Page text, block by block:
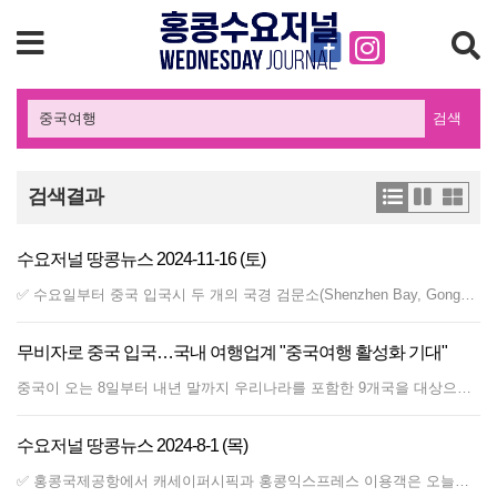
검색
검색결과
수요저널 땅콩뉴스 2024-11-16 (토)
✅ 수요일부터 중국 입국시 두 개의 국경 검문소(Shenzhen Bay, Gongbei crossing)에서는 홍콩, 마카오, 중국인이 여권 또는 ID를 제시하지 않고도 입국할 수 있도록 허용. 얼굴, 지문 및 기타 정보를 검증을 위해 수집하는 데 동의하는 경우 국경 검사에서 물리적 여행 서류를 제시하지 않고도 '문서 없음' 채널을 사용 가능. 14세 이상. 중국여행카드 소지한 비중국계인도 적용. 단계적으로 다른 검문소에서 점차 확대 예정. ✅ 일요일(11월 17일) 늦게 중국 남부 해안에 강한 북동 계절풍이 불 것으로 예상된다며 월요일에 대기신호 1호(T1)을 발령할 수 있다고 예보. ✅ 소비자위원회는 시중에 판매 중인 난방 기능이 있는 날개 없는 선풍기 11개 모델에 대한 테스트 실시 결과, 이런 선풍기는 기존 순환 선풍기에 비해 더 느리게 가열되고 에너지 효율이 낮다는 것이 밝혀졌다고 발표. ✅ 금요일 아침, 카이탁 크루즈 터미널에 정박한 크루즈선 셀러브리티 솔스티스호에서 약 3,000명의 승객이 하선했는데, 승객들은 터미널에 목적지까지 갈 택시가 없어 불만 토로. ✅ 올해 1~3분기의 실제 실적과 세계 및 국내 상황의 최신 동향을 고려하여 2024년 전체 실질 GDP 성장률 예측은 8월 검토에서 2.5~3.5%에서 2.5%로 수정. ✅ 홍콩 익스프레스는 65세 이상의 노인을 대상으로 아시아 20개 목적지로 가는 편도 항공권을 단돈 2홍콩달러부터 구매가능한 프로모션 시작. ✅ 소비자 위원회는 세탁기용 향 부스터 12개 모델을 테스트한 결과, 모든 모델에서 다양한 유형과 농도의 향 알레르기 유발 물질이 검출. ✅ 소비자위원회는 올해 첫 10개월 동안 공개 공연과 관련된 불만을 529건 접수했는데, 이는 작년 같은 기간보다 51건이 늘어난 수치. 환불 없이 출연자 라인업을 갑자기 변경하는 경우와 공연 장비로 인한 관람 방해..
무비자로 중국 입국…국내 여행업계 "중국여행 활성화 기대"
중국이 오는 8일부터 내년 말까지 우리나라를 포함한 9개국을 대상으로 무비자 정책을 실시하겠다고 밝히자 국내 여행업계에서 중국 여행 활성화 기대감이 커지고 있다. 앞서 중국 외교부는 지난 1일 홈페이지를 통해 한국·슬로바키아·노르웨이·핀란드·덴마크·아이슬란드·안도라·모나코·리히텐슈타인 등 9개국의 일반 여권 소지자를 대상으로 내년 12월 31일까지 '일방적 무비자 정책'을 시행한다고 발표했다. 이에 따라 한국 등 9개국 일반 여권 소지자는 비즈니스, 여행·관광, 친지·친구 방문, 환승 목적으로 15일 이내 기간 중국을 방문할 경우 비자를 발급받지 않아도 된다. 중국이 한국을 무비자 대상에 포함한 것은 이번이 처음이다. 하나투어 관계자는 3일 연합뉴스에 "중국은 일본, 동남아와 함께 우리나라 해외여행객 비중이 가장 큰 지역이었다"며 "중국 비자 발급을 위한 시간과 비용이 줄어든 만큼 중국 여행이 다시 활성화할 것으로 기대한다"고 말했다. 참좋은여행 관계자는 "중국 비자는 저렴한 일회용(단수) 단체 비자라 해도 6만원의 발급 비용이 들고 발급 기간도 일주일가량 걸렸다"며 "이번 비자 면제로 두 배 이상 많은 관광객이 중국을 방문할 것으로 기대한다"고 내다봤다. 여행업계는 이번 조치로 중국 여행에 무관심하던 20∼40세대의 중국 여행이 많이 늘어날 것으로 기대했다. 그간 중국은 50∼70대의 중장년층이 비자 발급 대행 서비스가 가능한 패키지여행을 떠나는 상품이 주로 많았다. 교원투어 관계자는 "비자 발급에 부담을 느껴온 젊은 층 중심으로 베이징, 상하이, 청두 등 도시 여행지 예약률이 높아질 것"이라며 "상하이에선 디즈니랜드 방문 일정이 추가되는 등 젊은 층 수요가 반영된 상품 증가가 기대된다"고 밝혔다. 이어 "몽골의 경우 무비자 입국 정책을 실시하며 20∼30대 방문 수요가 빠르게 늘어났다"며 "일본처럼 자유롭게 떠나는 수요가 증가할 것으로 본다"고 덧붙였다. 노랑풍선 관계자도 "장자제, 백두산 등 기존 지역 외에도 MZ세대(1980년대초∼2000년대초 출생), 가족 단위 여행객에게 맞는 테마상품 개발에 힘쓰겠다"며 "수요 증가를 대비해 좌석확보에 총력을 기울여 나갈 예정"이라고 말했다. 모두투어는 동계 시즌 중국 인기 여행지인 쿤밍·리장 등을 찾는 상품을 강화하고 가볍게 떠날 수 있는 2박 3일 대도시 여행 상품 라인업도 확대할 방침이다. 최근 중국 여행 수요는 빠르게 증가 중이다. 하나투어의 3분기 중국 패키지 송출객은 작년 동기 대비 112% 증가했고, 직전 분기보다도 19% 늘었다. 모두투어 역시 3분기 중국 패키지 송출이 약 4만4천명으로 작년 동기 대비 138% 늘었다. 관광공사가 중국국가통계국의 자료를 분석한 것에 따르면 코로나19 이전인 2019년 중국을 찾은 한국인은 약 435만명에 이른다. (연합뉴스 협약)
수요저널 땅콩뉴스 2024-8-1 (목)
✅ 홍콩국제공항에서 캐세이퍼시픽과 홍콩익스프레스 이용객은 오늘부터 스마트폰을 이용한 수하물 위탁 서비스가 시작되며, 승객들은 약 45초 만에 완료 가능. ✅ 비중국계 홍콩 영주권자들이 중국 내륙 여행 허가증을 수령하기 위해 중국여행서비스 입국 허가센터를 방문해 수령했음. ✅ 수요일 발표된 공식 추산에 따르면 홍콩의 경제는 올해 2분기에 3.3% 성장했으며, 지속적인 상품에 대한 외부 수요에 힘입어 6분기 연속 증가했음. 개인 소비 지출은 1분기 1.2% 성장에 비해 2분기에 1.6% 감소. ✅ 홍콩대 의학부 연구팀은 스마트폰을 전자 청진기로 바꿔 심장 판막 질환을 조기에 발견할 수 있는 앱을 개발했다고 발표. 이 앱으로 판막 심장 질환 감지에 약 80% 정확도 보여. ✅ 홍콩 트램의 120주년을 기념하여, 현지 만화 캐릭터인 맥덜과 그의 엄마 캐릭터가 등장하는 트램 투어가 시작. 웨스턴마켓~코즈웨이베이 구간 매일 각 편도 3편씩. 성인 150$ 아동 95$. ✅ 최근 홍콩 펜싱팀이 파리 올림픽에서 좋은 성적을 거두면서 도시 전역에서 펜싱에 대한 관심이 급증했고, 각계각층에서 펜싱 경기장을 건설하라고 촉구. ✅ 싱가포르 재무 컨설팅 기업 엔도우스(Endowus)의 조사에 따르면, 홍콩 근로자의 약 40%가 여전히 자신의 현재 재정 상황을 "잘 준비되지 않았다"고 판단해.. ✅ 정부는 야생 동물 보호법 개정안이 1일 발효되지만 시행 조치에 앞서 8월 한 달간 구두 경고 결정. 비둘기를 포함한 야생동물에 먹이를 주면 고정 벌금 5000$.